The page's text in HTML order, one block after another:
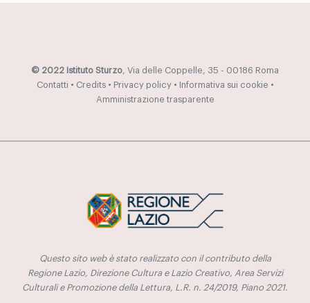
© 2022 Istituto Sturzo, Via delle Coppelle, 35 - 00186 Roma
Contatti • Credits• Privacy policy• Informativa sui cookie •
Amministrazione trasparente
Questo sito web è stato realizzato con il contributo della
Regione Lazio, Direzione Cultura e Lazio Creativo, Area Servizi
Culturali e Promozione della Lettura, L.R. n. 24/2019, Piano 2021.